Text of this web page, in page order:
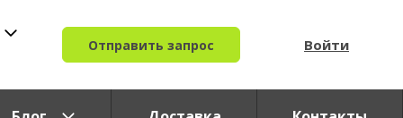
Отправить запрос Войти